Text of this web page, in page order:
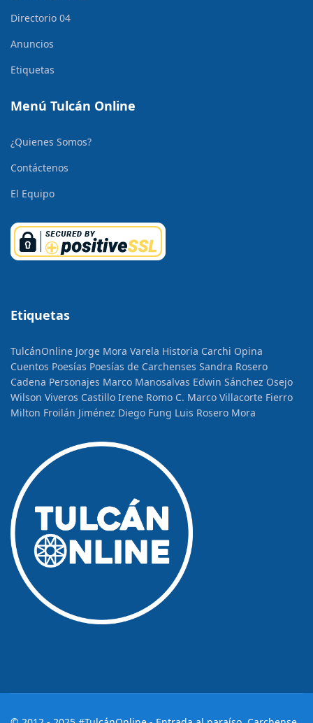
Directorio 04
Anuncios
Etiquetas
Menú Tulcán Online
¿Quienes Somos?
Contáctenos
El Equipo
Etiquetas
TulcánOnline Jorge Mora Varela Historia Carchi Opina
Cuentos Poesías Poesías de Carchenses Sandra Rosero
Cadena Personajes Marco Manosalvas Edwin Sánchez Osejo
Wilson Viveros Castillo Irene Romo C. Marco Villacorte Fierro
Milton Froilán Jiménez Diego Fung Luis Rosero Mora